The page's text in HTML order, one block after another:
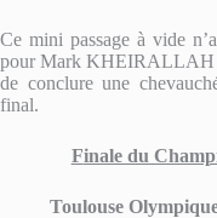
Ce mini passage à vide
pour Mark KHEIRALLAH
de conclure une
final.
Finale du
Toulouse